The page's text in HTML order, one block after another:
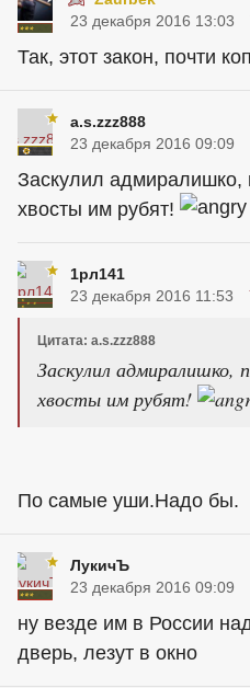
23 декабря 2016 13:03
Так, этот закон, почти
a.s.zzz888
23 декабря 2016 09:09
Заскулил адмиралишко,
хвосты им рубят!
1рл141
23 декабря 2016 11:53
Цитата: a.s.zzz888
Заскулил адмиралишко,
хвосты им рубят!
По самые уши.Надо бы.
ЛукичЪ
23 декабря 2016 09:09
ну везде им в России
дверь, лезут в окно